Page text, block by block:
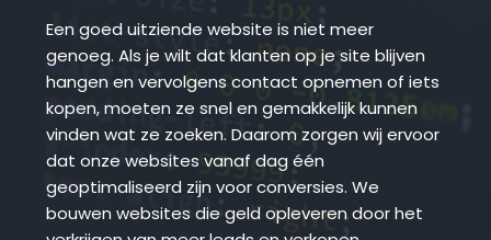
Een goed uitziende website is niet meer
genoeg. Als je wilt dat klanten op je site blijven
hangen en vervolgens contact opnemen of iets
kopen, moeten ze snel en gemakkelijk kunnen
vinden wat ze zoeken. Daarom zorgen wij ervoor
dat onze websites vanaf dag één
geoptimaliseerd zijn voor conversies. We
bouwen websites die geld opleveren door het